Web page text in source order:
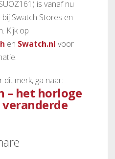
is vanaf nu
Swatch Stores en
Kijk op
en Swatch.nl voor
merk, ga naar:
– het horloge